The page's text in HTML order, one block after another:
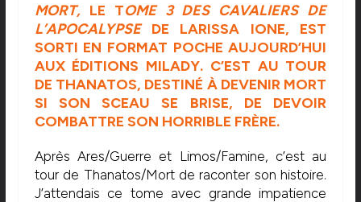
MORT, LE TOME 3 DES CAVALIERS DE
L’APOCALYPSE DE LARISSA IONE, EST
SORTI EN FORMAT POCHE AUJOURD’HUI
AUX ÉDITIONS MILADY. C’EST AU TOUR
DE THANATOS, DESTINÉ À DEVENIR MORT
SI SON SCEAU SE BRISE, DE DEVOIR
COMBATTRE SON HORRIBLE FRÈRE.
Après Ares/Guerre et Limos/Famine, c’est au
tour de Thanatos/Mort de raconter son histoire.
J’attendais ce tome avec grande impatience